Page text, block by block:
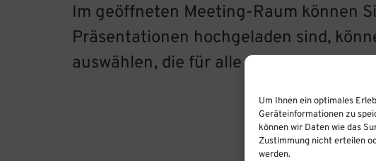
Um Ihnen ein optimales
Geräteinformationen zu
können wir Daten wie das
Zustimmung nicht erteilen
werden.
Im geöffneten Meeting-Raum können
Präsentationen hochgeladen sind,
auswählen, die für alle angezeigt wird.